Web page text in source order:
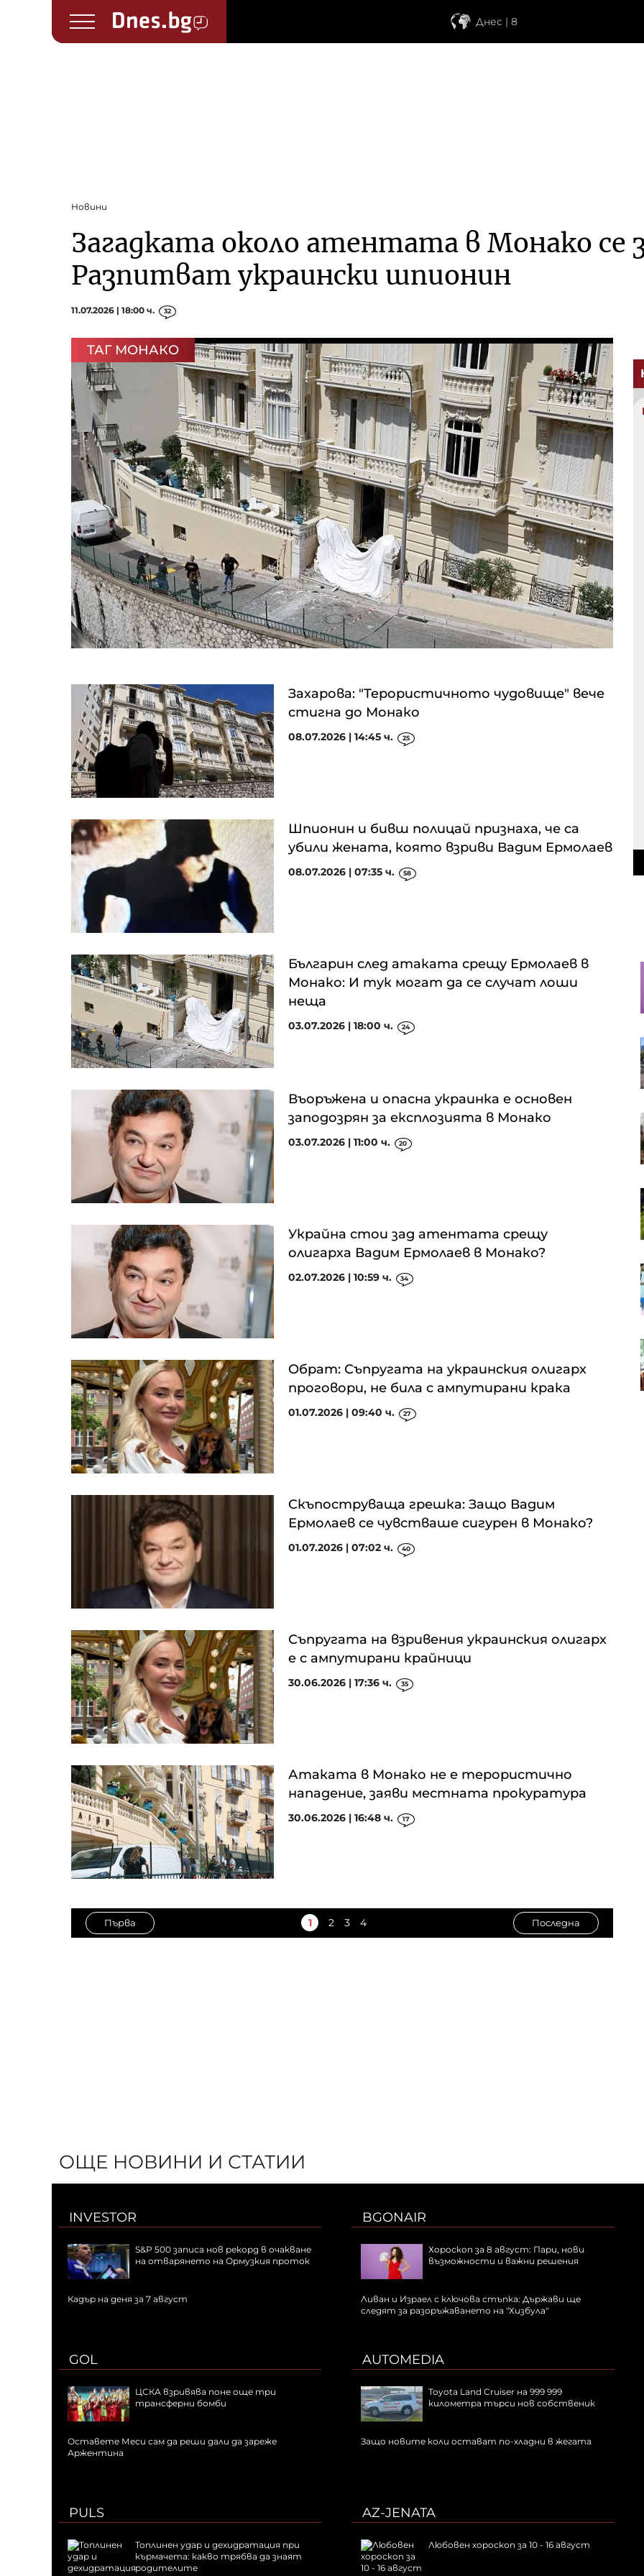
Днес | 8
Новини
Загадката около атентата в Монако се
Разпитват украински шпионин
11.07.2026 | 18:00 ч. 32
ТАГ МОНАКО
Захарова: "Терористичното чудовище" вече
стигна до Монако
08.07.2026 | 14:45 ч. 25
Шпионин и бивш полицай признаха, че са
убили жената, която взриви Вадим Ермолаев
08.07.2026 | 07:35 ч. 58
Българин след атаката срещу Ермолаев в
Монако: И тук могат да се случат лоши
неща
03.07.2026 | 18:00 ч. 24
Въоръжена и опасна украинка е основен
заподозрян за експлозията в Монако
03.07.2026 | 11:00 ч. 20
Украйна стои зад атентата срещу
олигарха Вадим Ермолаев в Монако?
02.07.2026 | 10:59 ч. 34
Обрат: Съпругата на украинския олигарх
проговори, не била с ампутирани крака
01.07.2026 | 09:40 ч. 27
Скъпоструваща грешка: Защо Вадим
Ермолаев се чувстваше сигурен в Монако?
01.07.2026 | 07:02 ч. 40
Съпругата на взривения украинския олигарх
е с ампутирани крайници
30.06.2026 | 17:36 ч. 35
Атаката в Монако не е терористично
нападение, заяви местната прокуратура
30.06.2026 | 16:48 ч. 17
Първа 1 2 3 4 Последна
S&P 500 записа нов рекорд в
очакване на отварянето на
Кредитите у нас нараснаха с
срещу Иран на следващия
президент
ОЩЕ НОВИНИ И СТАТИИ
INVESTOR
S&P 500 записа нов рекорд в очакване
на отварянето на Ормузкия проток
Кадър на деня за 7 август
BGONAIR
Хороскоп за 8 август: Пари, нови
възможности и важни решения
Ливан и Израел с ключова стъпка: Държави ще
следят за разоръжаването на "Хизбула"
GOL
ЦСКА взривява поне още три
трансферни бомби
Оставете Меси сам да реши дали да зареже
Аржентина
AUTOMEDIA
Toyota Land Cruiser на 999 999
километра търси нов собственик
Защо новите коли остават по-хладни в жегата
PULS
Топлинен удар и дехидратация при
кърмачета: какво трябва да знаят
родителите
AZ-JENATA
Любовен хороскоп за 10 - 16 август